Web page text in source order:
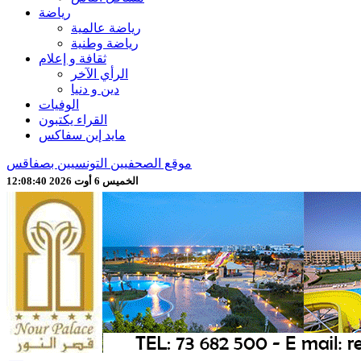
رياضة
رياضة عالمية
رياضة وطنية
ثقافة و إعلام
الرأي الآخر
دين و دنيا
الوفيات
القراء يكتبون
مايد إين سفاكس
موقع الصحفيين التونسيين بصفاقس
الخميس 6 أوت 2026 12:08:42